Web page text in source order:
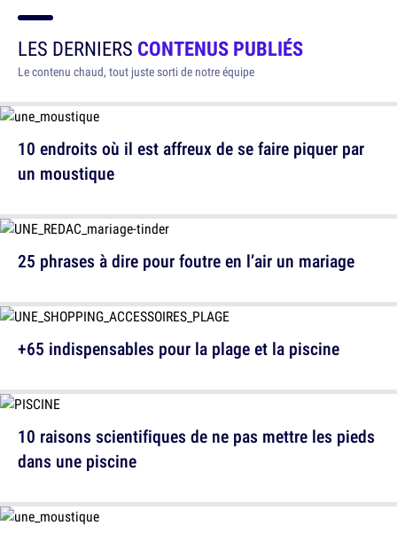
LES DERNIERS CONTENUS PUBLIÉS
Le contenu chaud, tout juste sorti de notre équipe
10 endroits où il est affreux de se faire piquer par
un moustique
+65 indispensables pour la plage et la piscine
25 phrases à dire pour foutre en l’air un mariage
10 raisons scientifiques de ne pas mettre les pieds
dans une piscine